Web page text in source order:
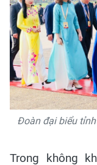
Đoàn đại biểu
Trong không